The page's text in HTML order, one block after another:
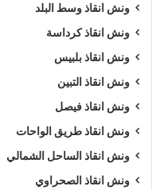
ونش انقاذ وسط البلد
ونش انقاذ كرداسة
ونش انقاذ بلبيس
ونش انقاذ التبين
ونش انقاذ فيصل
ونش انقاذ طريق الواحات
ونش انقاذ الساحل الشمالي
ونش انقاذ الصحراوي